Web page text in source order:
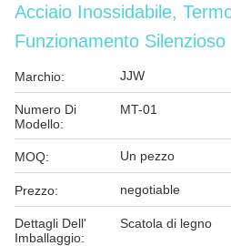
Acciaio Inossidabile,
Funzionamento Silenzioso
Marchio: JJW
Numero Di
Modello:
MT-01
MOQ: Un pezzo
Prezzo: negotiable
Dettagli Dell'
Imballaggio:
Scatola di legno